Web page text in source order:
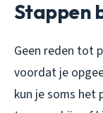
Stappen
Geen reden tot
voordat je
kun je soms het